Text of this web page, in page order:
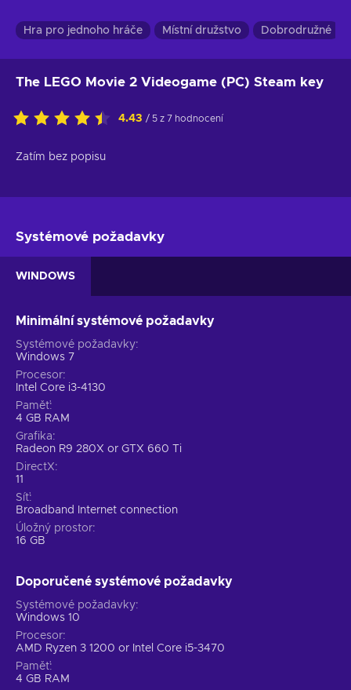
Hra pro jednoho hráče Místní družstvo Dobrodružné
The LEGO Movie 2 Videogame (PC) Steam key
4.43 / 5 z 7 hodnocení
Zatím bez popisu
Systémové požadavky
WINDOWS
Minimální systémové požadavky
Systémové požadavky
Windows 7
Procesor
Intel Core i3-4130
Paměť
4 GB RAM
Grafika
Radeon R9 280X or GTX 660 Ti
DirectX
11
Síť
Broadband Internet connection
Úložný prostor
16 GB
Doporučené systémové požadavky
Systémové požadavky
Windows 10
Procesor
AMD Ryzen 3 1200 or Intel Core i5-3470
Paměť
4 GB RAM